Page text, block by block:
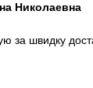
Николаевна
за швидку